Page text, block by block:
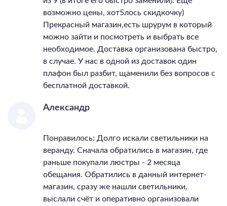
возможно цены, хот5лось скидкочку)
Прекрасный магазин,есть шрурум в который
можно зайти и посмотреть и выбрать все
необходимое. Доставка организована быстро,
в случае. У нас в одной из доставок один
плафон был разбит, щаменили без вопросов с
бесплатной доставкой.
Александр
Понравилось: Долго искали светильники на
веранду. Сначала обратились в магазин, где
раньше покупали люстры - 2 месяца
обещания. Обратились в данный интернет-
магазин, сразу же нашли светильники,
выслали счёт и оперативно организовали